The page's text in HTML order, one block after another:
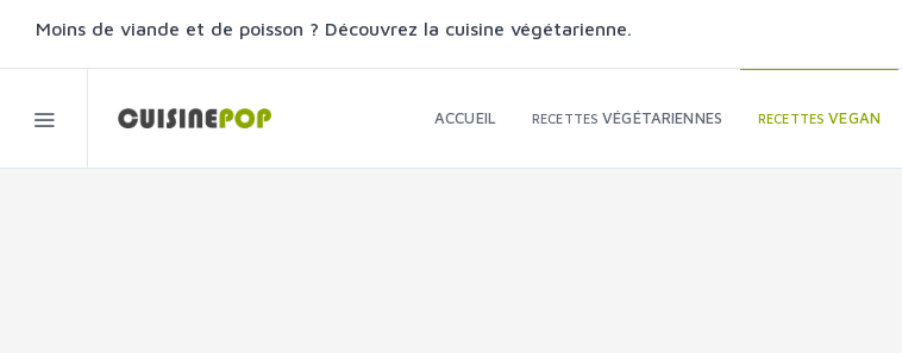
Moins de viande et de poisson ? Découvrez la cuisine végétarienne.
ACCUEIL RECETTESVÉGÉTARIENNES RECETTESVEGAN